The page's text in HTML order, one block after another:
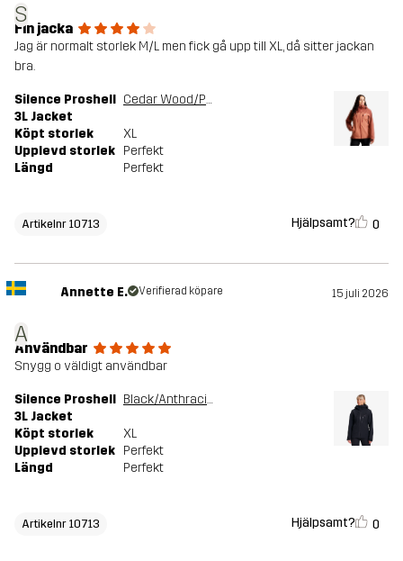
S
Fin jacka
Jag är normalt storlek M/L men fick gå upp till XL, då sitter jackan
bra.
Silence Proshell
3L Jacket
Cedar Wood/Pink Mahogany
Köpt storlek
XL
Upplevd storlek Perfekt
Längd
Perfekt
Artikelnr 10713 Hjälpsamt? 0
A
Annette E. Verifierad köpare 15 juli 2026
Användbar
Snygg o väldigt användbar
Silence Proshell
3L Jacket
Black/Anthracite
Köpt storlek
XL
Upplevd storlek Perfekt
Längd
Perfekt
Artikelnr 10713 Hjälpsamt? 0